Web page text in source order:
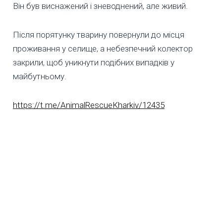
Він був виснажений і зневоднений, але живий.
Після порятунку тварину повернули до місця
проживання у селище, а небезпечний колектор
закрили, щоб уникнути подібних випадків у
майбутньому.
https://t.me/AnimalRescueKharkiv/12435